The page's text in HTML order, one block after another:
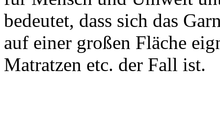
bedeutet, dass sich das
auf einer großen Fläche
Matratzen etc. der Fall ist.